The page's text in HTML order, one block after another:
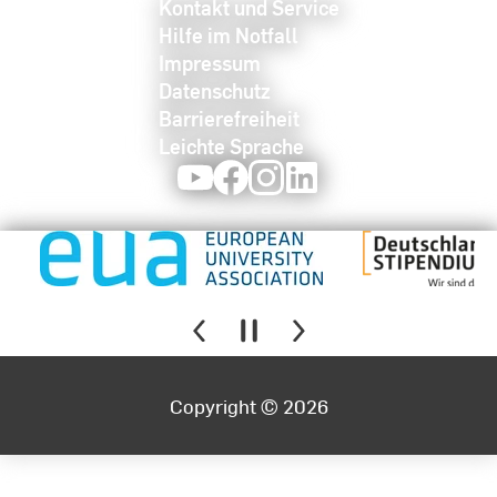
Kontakt und Service
Hilfe im Notfall
Impressum
Datenschutz
Barrierefreiheit
Leichte Sprache
YoutubeFacebookInstagram
Copyright © 2026